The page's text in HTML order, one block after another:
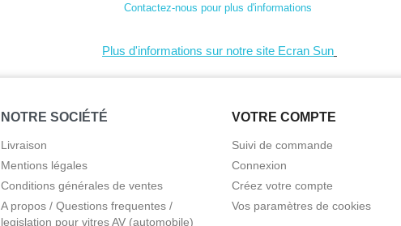
Contactez-nous pour plus d'informations
Plus d'informations sur notre site Ecran Sun
NOTRE SOCIÉTÉ
Livraison
Mentions légales
Conditions générales de ventes
A propos / Questions frequentes /
legislation pour vitres AV (automobile)
VOTRE COMPTE
Suivi de commande
Connexion
Créez votre compte
Vos paramètres de cookies